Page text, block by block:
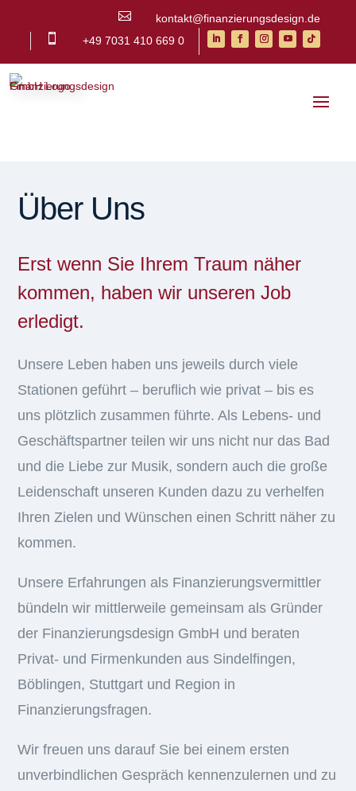

kontakt@finanzierungsdesign.de

+49 7031 410 669 0
Über Uns
Erst wenn Sie Ihrem Traum näher
kommen, haben wir unseren Job
erledigt.
Unsere Leben haben uns jeweils durch viele
Stationen geführt – beruflich wie privat – bis es
uns plötzlich zusammen führte. Als Lebens- und
Geschäftspartner teilen wir uns nicht nur das Bad
und die Liebe zur Musik, sondern auch die große
Leidenschaft unseren Kunden dazu zu verhelfen
Ihren Zielen und Wünschen einen Schritt näher zu
kommen.
Unsere Erfahrungen als Finanzierungsvermittler
bündeln wir mittlerweile gemeinsam als Gründer
der Finanzierungsdesign GmbH und beraten
Privat- und Firmenkunden aus Sindelfingen,
Böblingen, Stuttgart und Region in
Finanzierungsfragen.
Wir freuen uns darauf Sie bei einem ersten
unverbindlichen Gespräch kennenzulernen und zu